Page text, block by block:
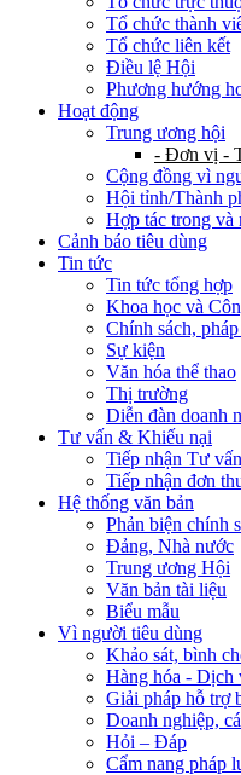
Tổ chức thành
Tổ chức liên kết
Điều lệ Hội
Phương hướng
Hoạt động
Trung ương hội
- Đơn vị -
Cộng đồng vì
Hội tỉnh/Thành
Hợp tác trong và
Cảnh báo tiêu dùng
Tin tức
Tin tức tổng hợp
Khoa học và
Chính sách,
Sự kiện
Văn hóa thể thao
Thị trường
Diễn đàn doanh
Tư vấn & Khiếu nại
Tiếp nhận Tư vấn
Tiếp nhận đơn
Hệ thống văn bản
Phản biện chính
Đảng, Nhà nước
Trung ương Hội
Văn bản tài liệu
Biểu mẫu
Vì người tiêu dùng
Khảo sát, bình
Hàng hóa - Dịch
Giải pháp hỗ trợ
Doanh nghiệp,
Hỏi – Đáp
Cẩm nang pháp